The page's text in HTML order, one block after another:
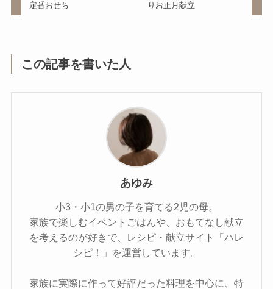
定番おせち
りお正月献立
この記事を書いた人
あゆみ
小3・小1の男の子を育てる2児の母。
家族で楽しむイベントごはんや、おもてなし献立
を考えるのが好きで、レシピ・献立サイト「ハレ
シピ！」を運営しています。
家族に実際に作って好評だった料理を中心に、特